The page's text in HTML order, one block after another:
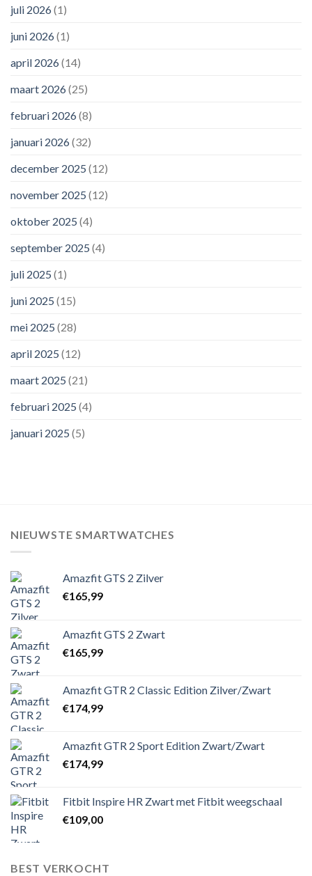
juli 2026(1)
juni 2026(1)
april 2026(14)
maart 2026(25)
februari 2026(8)
januari 2026(32)
december 2025 (12)
november 2025 (12)
oktober 2025 (4)
september 2025 (4)
juli 2025 (1)
juni 2025 (15)
mei 2025 (28)
april 2025 (12)
maart 2025 (21)
februari 2025 (4)
januari 2025 (5)
NIEUWSTE SMARTWATCHES
Amazfit GTS 2 Zilver
€165,99
Amazfit GTS 2 Zwart
€165,99
Amazfit GTR 2 Classic Edition Zilver/Zwart
€174,99
Amazfit GTR 2 Sport Edition Zwart/Zwart
€174,99
Fitbit Inspire HR Zwart met Fitbit weegschaal
€109,00
BEST VERKOCHT